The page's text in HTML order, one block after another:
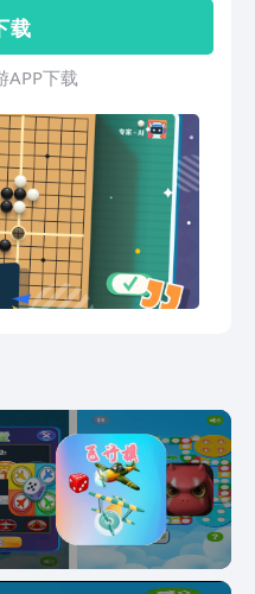
友家人加入对战，让你在
。4.邀上好友一起，是聚
必备经典游戏。5.四人对
实的音效，带您体验儿时
在飞行棋大战中遇到任何
过评价给我们反馈，我们
解决！
则
载
APP下载